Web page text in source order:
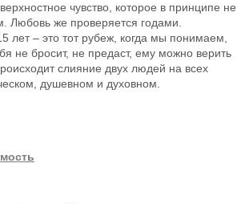
чувство, которое в принципе не
Любовь же проверяется годами.
лет – это тот рубеж, когда мы понимаем,
не бросит, не предаст, ему можно верить
слияние двух людей на всех
душевном и духовном.